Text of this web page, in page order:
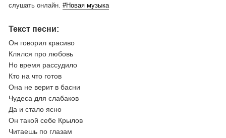
слушать онлайн. #Новая музыка
Текст песни:
Он говорил красиво
Клялся про любовь
Но время рассудило
Кто на что готов
Она не верит в басни
Чудеса для слабаков
Да и стало ясно
Он такой себе Крылов
Читаешь по глазам